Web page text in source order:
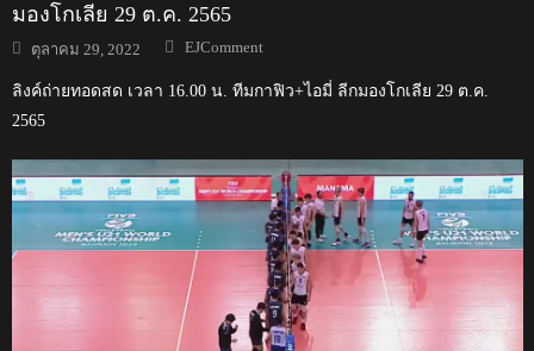
มองโกเลีย 29 ต.ค. 2565
Posted
on
ตุลาคม 29, 2022 Author
EJComment
ลิงค์ถ่ายทอดสด เวลา 16.00 น. ทีมกาฟิว+ไอมี่ ลีกมองโกเลีย 29 ต.ค.
2565